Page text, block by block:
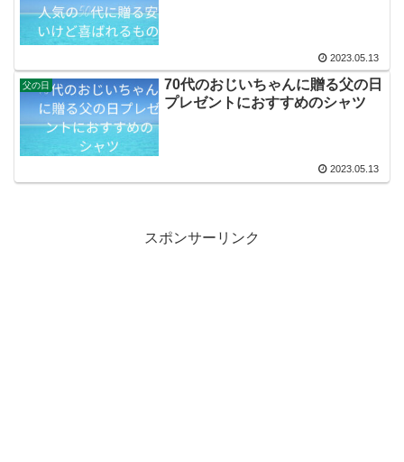
2023.05.13
父の日
70代のおじいちゃんに贈る父の日
プレゼントにおすすめのシャツ
2023.05.13
スポンサーリンク